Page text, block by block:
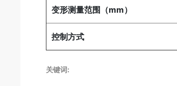
变形测量范围（mm）
控制方式
关键词: